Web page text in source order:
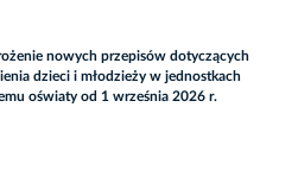
nowych przepisów dotyczących
dzieci i młodzieży w jednostkach
oświaty od 1 września 2026 r.